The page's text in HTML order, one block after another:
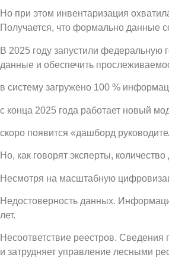
Но при этом инвентаризация
Получается, что формально данные
В 2025 году запустили
данные и обеспечить
в систему загружено 100 %
с конца 2025 года работает новый
скоро появится «дашборд
Но, как говорят эксперты,
Несмотря на масштабную
Недостоверность данных.
лет.
Несоответствие реестров. Сведения
и затрудняет управление лесными